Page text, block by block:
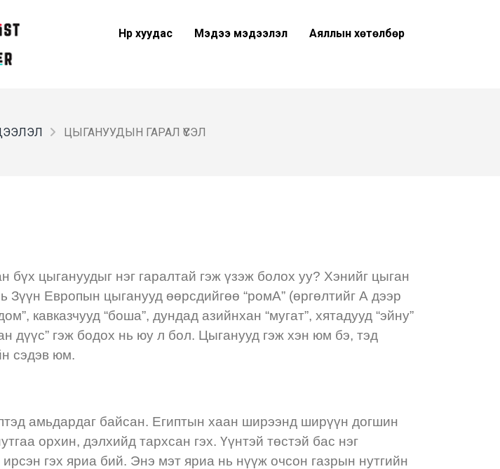
Нүүр хуудас Мэдээ мэдээлэл Аяллын хөтөлбөр
ЦЫГАНУУДЫН ГАРАЛ ҮҮСЭЛ
цыгануудыг нэг гаралтай гэж үзэж болох уу? Хэнийг цыган
Зүүн Европын цыганууд өөрсдийгөө “ромА” (өргөлтийг А дээр
кавказчууд “боша”, дундад азийнхан “мугат”, хятадууд “эйну”
дүүс” гэж бодох нь юу л бол. Цыганууд гэж хэн юм бэ, тэд
сэдэв юм.
амьдардаг байсан. Египтын хаан ширээнд ширүүн догшин
орхин, дэлхийд тархсан гэх. Үүнтэй төстэй бас нэг
гэх яриа бий. Энэ мэт яриа нь нүүж очсон газрын нутгийн